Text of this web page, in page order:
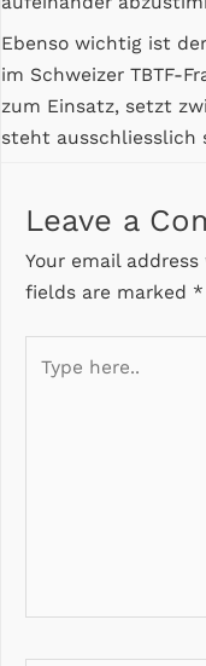
Ebenso wichtig ist
im Schweizer TBTF-
zum Einsatz, setzt
steht ausschliesslich
Leave a
Your email
fields are marked *
here..